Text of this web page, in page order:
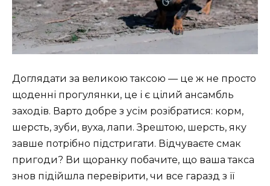
Доглядати за великою таксою — це ж не просто
щоденні прогулянки, це і є цілий ансамбль
заходів. Варто добре з усім розібратися: корм,
шерсть, зуби, вуха, лапи. Зрештою, шерсть, яку
завше потрібно підстригати. Відчуваєте смак
пригоди? Ви щоранку побачите, що ваша такса
знов підійшла перевірити, чи все гаразд з її